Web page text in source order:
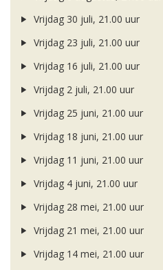
Vrijdag 30 juli, 21.00 uur
Vrijdag 23 juli, 21.00 uur
Vrijdag 16 juli, 21.00 uur
Vrijdag 2 juli, 21.00 uur
Vrijdag 25 juni, 21.00 uur
Vrijdag 18 juni, 21.00 uur
Vrijdag 11 juni, 21.00 uur
Vrijdag 4 juni, 21.00 uur
Vrijdag 28 mei, 21.00 uur
Vrijdag 21 mei, 21.00 uur
Vrijdag 14 mei, 21.00 uur